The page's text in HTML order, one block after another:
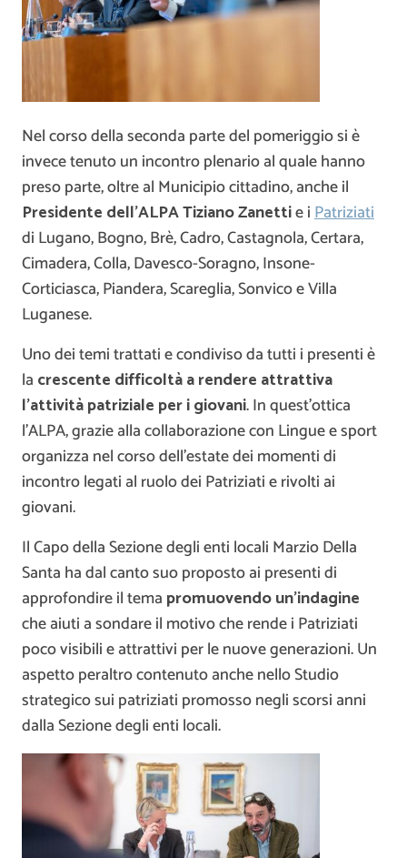
Nel corso della seconda parte del pomeriggio si è
invece tenuto un incontro plenario al quale hanno
preso parte, oltre al Municipio cittadino, anche il
Presidente dell’ALPA Tiziano Zanettie iPatriziati
di Lugano, Bogno, Brè, Cadro, Castagnola, Certara,
Cimadera, Colla, Davesco-Soragno, Insone-
Corticiasca, Piandera, Scareglia, Sonvico e Villa
Luganese.
Uno dei temi trattati e condiviso da tutti i presenti è
la crescente difficoltà a rendere attrattiva
l’attività patriziale per i giovani. In quest’ottica
l’ALPA, grazie alla collaborazione con Lingue e sport
organizza nel corso dell’estate dei momenti di
incontro legati al ruolo dei Patriziati e rivolti ai
giovani.
Il Capo della Sezione degli enti locali Marzio Della
Santa ha dal canto suo proposto ai presenti di
approfondire il tema promuovendo un’indagine
che aiuti a sondare il motivo che rende i Patriziati
poco visibili e attrattivi per le nuove generazioni. Un
aspetto peraltro contenuto anche nello Studio
strategico sui patriziati promosso negli scorsi anni
dalla Sezione degli enti locali.